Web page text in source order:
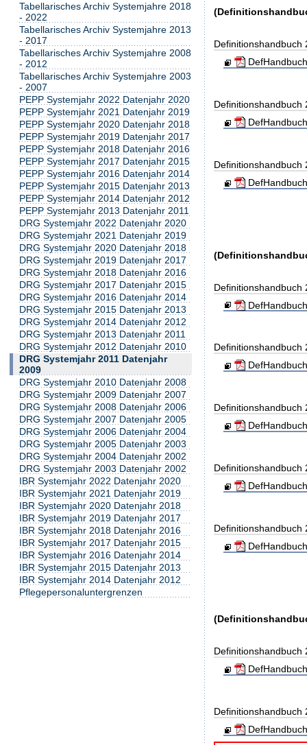
Definitionshandbuch
Definitionshandbuch
Definitionshandbuch
Definitionshandbuch
Definitionshandbuch
Definitionshandbuch
Definitionshandbuch
Definitionshandbuch
Definitionshandbuch
Definitionshandbuch
Tabellarisches Archiv Systemjahre 2018
- 2022
Tabellarisches Archiv Systemjahre 2013
- 2017
Tabellarisches Archiv Systemjahre 2008
- 2012
Tabellarisches Archiv Systemjahre 2003
- 2007
PEPP Systemjahr 2022 Datenjahr 2020
PEPP Systemjahr 2021 Datenjahr 2019
PEPP Systemjahr 2020 Datenjahr 2018
PEPP Systemjahr 2019 Datenjahr 2017
PEPP Systemjahr 2018 Datenjahr 2016
PEPP Systemjahr 2017 Datenjahr 2015
PEPP Systemjahr 2016 Datenjahr 2014
PEPP Systemjahr 2015 Datenjahr 2013
PEPP Systemjahr 2014 Datenjahr 2012
PEPP Systemjahr 2013 Datenjahr 2011
DRG Systemjahr 2022 Datenjahr 2020
DRG Systemjahr 2021 Datenjahr 2019
DRG Systemjahr 2020 Datenjahr 2018
DRG Systemjahr 2019 Datenjahr 2017
DRG Systemjahr 2018 Datenjahr 2016
DRG Systemjahr 2017 Datenjahr 2015
DRG Systemjahr 2016 Datenjahr 2014
DRG Systemjahr 2015 Datenjahr 2013
DRG Systemjahr 2014 Datenjahr 2012
DRG Systemjahr 2013 Datenjahr 2011
DRG Systemjahr 2012 Datenjahr 2010
DRG Systemjahr 2011 Datenjahr
2009
DRG Systemjahr 2010 Datenjahr 2008
DRG Systemjahr 2009 Datenjahr 2007
DRG Systemjahr 2008 Datenjahr 2006
DRG Systemjahr 2007 Datenjahr 2005
DRG Systemjahr 2006 Datenjahr 2004
DRG Systemjahr 2005 Datenjahr 2003
DRG Systemjahr 2004 Datenjahr 2002
DRG Systemjahr 2003 Datenjahr 2002
IBR Systemjahr 2022 Datenjahr 2020
IBR Systemjahr 2021 Datenjahr 2019
IBR Systemjahr 2020 Datenjahr 2018
IBR Systemjahr 2019 Datenjahr 2017
IBR Systemjahr 2018 Datenjahr 2016
IBR Systemjahr 2017 Datenjahr 2015
IBR Systemjahr 2016 Datenjahr 2014
IBR Systemjahr 2015 Datenjahr 2013
IBR Systemjahr 2014 Datenjahr 2012
Pflegepersonaluntergrenzen